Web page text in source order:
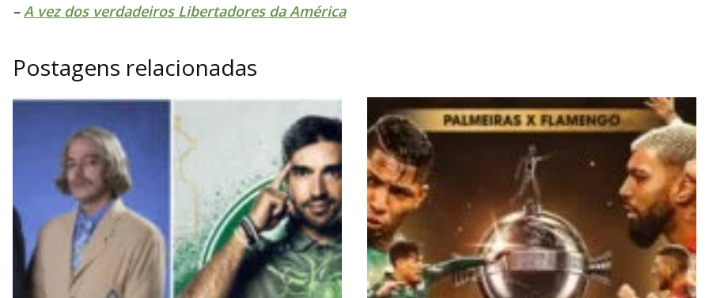
– A vez dos verdadeiros Libertadores da América
Postagens relacionadas